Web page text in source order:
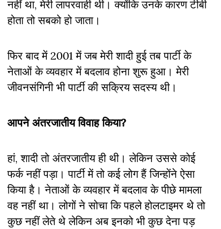
नहीं था, मेरी लापरवाही थी। क्योंकि उनके कारण टीबी
होता तो सबको हो जाता।
फिर बाद में 2001 में जब मेरी शादी हुई तब पार्टी के
नेताओं के व्यवहार में बदलाव होना शुरू हुआ। मेरी
जीवनसंगिनी भी पार्टी की सक्रिय सदस्य थी।
आपने अंतरजातीय विवाह किया?
हां, शादी तो अंतरजातीय ही थी। लेकिन उससे कोई
फर्क नहीं पड़ा। पार्टी में तो कई लोग हैं जिन्होंने ऐसा
किया है। नेताओं के व्यवहार में बदलाव के पीछे मामला
वह नहीं था। लोगों ने सोचा कि पहले होलटाइमर थे तो
कुछ नहीं लेते थे लेकिन अब इनको भी कुछ देना पड़